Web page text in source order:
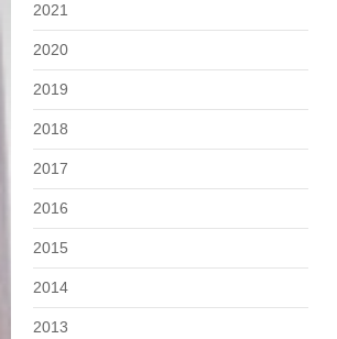
2021
2020
2019
2018
2017
2016
2015
2014
2013